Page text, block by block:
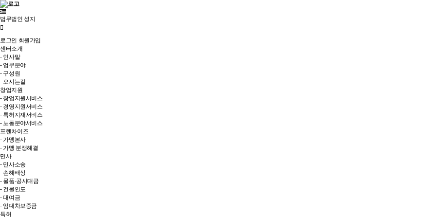
법무법인 성지
로그인 회원가입
센터소개
- 인사말
- 업무분야
- 구성원
- 오시는길
창업지원
- 창업지원서비스
- 경영지원서비스
- 특허지재서비스
- 노동분야서비스
프렌차이즈
- 가맹본사
- 가맹 분쟁해결
민사
- 민사소송
- 손해배상
- 물품·공사대금
- 건물인도
- 대여금
- 임대차보증금
특허